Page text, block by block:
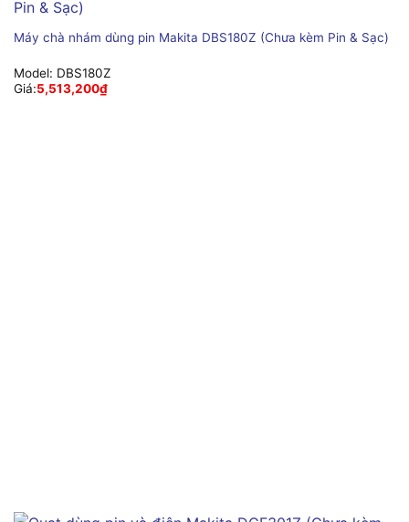
Máy chà nhám dùng pin Makita DBS180Z (Chưa kèm Pin & Sạc)
Model: DBS180Z
Giá:5,513,200₫